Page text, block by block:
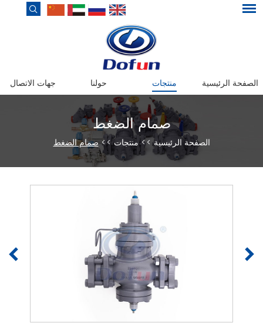
الصفحة الرئيسية منتجات حولنا جهات الاتصال
صمام الضغط
الصفحة الرئيسية>>منتجات>>صمام الضغط